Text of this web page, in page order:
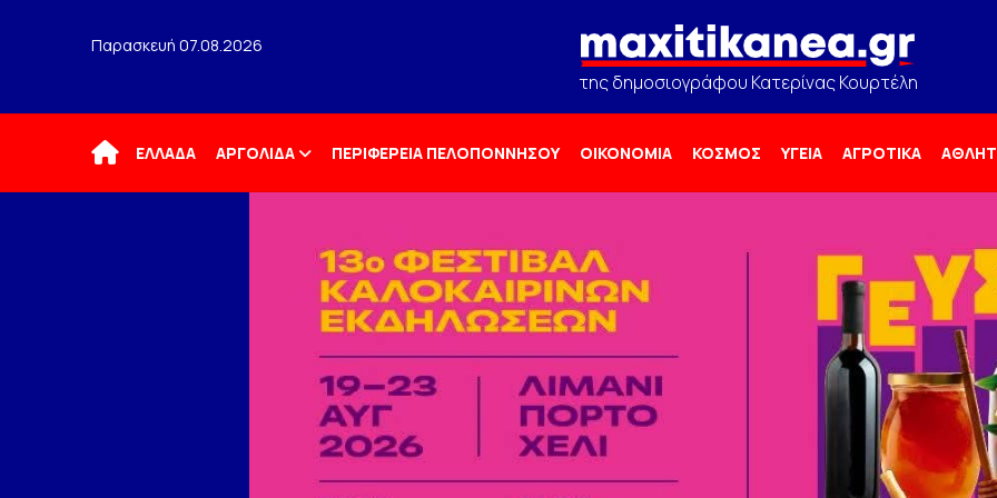
Παρασκευή 07.08.2026
της δημοσιογράφου Κατερίνας Κουρτέλη
ΑρχικήΕΛΛΑΔΑ ΑΡΓΟΛΙΔΑ ΠΕΡΙΦΕΡΕΙΑ ΠΕΛΟΠΟΝΝΗΣΟΥ ΟΙΚΟΝΟΜΙΑ ΚΟΣΜΟΣ ΥΓΕΙΑ ΑΓΡΟΤΙΚΑ